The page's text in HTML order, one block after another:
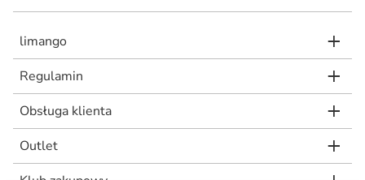
limango
Regulamin
Obsługa klienta
Outlet